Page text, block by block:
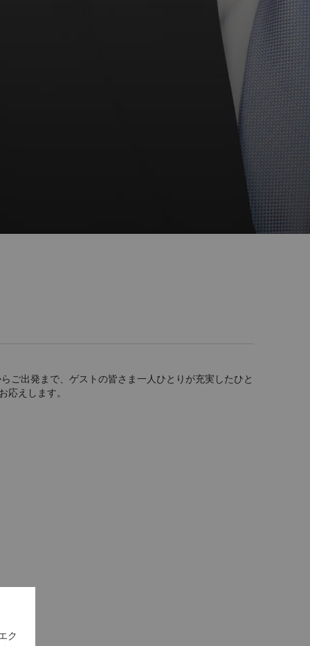
ご出発まで、ゲストの皆さま一人ひとりが充実したひと
えします。
ク